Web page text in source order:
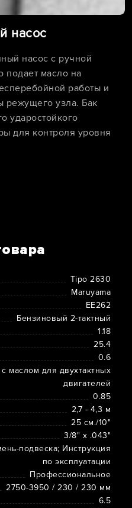
насос
насос с ручной
подает масло на
работы и
режущего узла. Бак
ударостойкого
для контроля уровня
Tipo 2630
Maruyama
ЕЕ262
Бензиновый 2-тактный
1.18
25.4
0.6
маслом для двухтактных
двигателей
0.85
2,7 - 4,3 м
25 см./10"
3/8" х .043"
подвеска; Инструкция
по эксплуатации
Профессиональное
2750-3950 / 230 / 230 мм
6.5